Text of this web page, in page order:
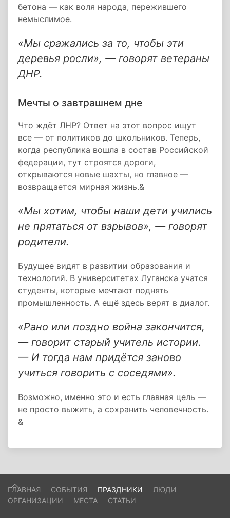
бетона — как воля народа, пережившего
немыслимое.
«Мы сражались за то, чтобы эти
деревья росли», — говорят ветераны
ДНР.
Мечты о завтрашнем дне
Что ждёт ЛНР? Ответ на этот вопрос ищут
все — от политиков до школьников. Теперь,
когда республика вошла в состав Российской
федерации, тут строятся дороги,
открываются новые шахты, но главное —
возвращается мирная жизнь.&
«Мы хотим, чтобы наши дети учились
не прятаться от взрывов», — говорят
родители.
Будущее видят в развитии образования и
технологий. В университетах Луганска учатся
студенты, которые мечтают поднять
промышленность. А ещё здесь верят в диалог.
«Рано или поздно война закончится,
— говорит старый учитель истории.
— И тогда нам придётся заново
учиться говорить с соседями».
Возможно, именно это и есть главная цель —
не просто выжить, а сохранить человечность.
&
ГЛАВНАЯ СОБЫТИЯ ПРАЗДНИКИ
ЛЮДИ
ОРГАНИЗАЦИИ
МЕСТА СТАТЬИ